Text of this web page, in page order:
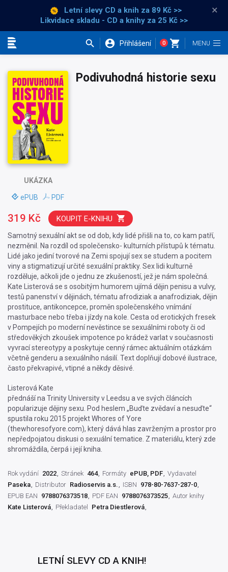
Letní slevy CD a knih za 89 Kč >>
Likvidace skladu - CD a knihy za 25 Kč >>
×
Přihlášení 0
UKÁZKA
ePUB PDF
Podivuhodná historie sexu
Samotný sexuální akt se od dob, kdy lidé přišli na to, co kam patří,
nezměnil. Na rozdíl od společensko- kulturních přístupů k tématu.
Lidé jako jediní tvorové na Zemi spojují sex se studem a pocitem
viny a stigmatizují určité sexuální praktiky. Sex lidi kulturně
rozděluje, ačkoli jde o jednu ze zkušeností, jež je nám společná.
Kate Listerová se s osobitým humorem ujímá dějin penisu a vulvy,
testů panenství v dějinách, tématu afrodiziak a anafrodiziak, dějin
prostituce, antikoncepce, proměn společenského vnímání
masturbace nebo třeba i jízdy na kole. Cesta od erotických fresek
v Pompejích po moderní nevěstince se sexuálními roboty či od
středověkých zkoušek impotence po krádež varlat v současnosti
vyvrací stereotypy a poskytuje cenný rámec aktuálním otázkám
včetně genderu a sexuálního násilí. Text doplňují dobové ilustrace,
často překvapivé, vtipné a někdy děsivé.
Listerová Kate
přednáší na Trinity University v Leedsu a ve svých článcích
popularizuje dějiny sexu. Pod heslem „Buďte zvědaví a nesuďte“
spustila roku 2015 projekt Whores of Yore
(thewhoresofyore.com), který dává hlas zavrženým a prostor pro
nepředpojatou diskusi o sexuální tematice. Z materiálu, který zde
shromáždila, čerpá i její kniha.
319 Kč KOUPIT E-KNIHU
Rok vydání 2022 Stránek 464 Formáty ePUB, PDF Vydavatel
Paseka
Distributor Radioservis a.s. ISBN 978-80-7637-287-0
EPUB EAN 9788076373518 PDF EAN 9788076373525 Autor knihy
Kate Listerová
Překladatel Petra Diestlerová
LETNÍ SLEVY CD A KNIH!